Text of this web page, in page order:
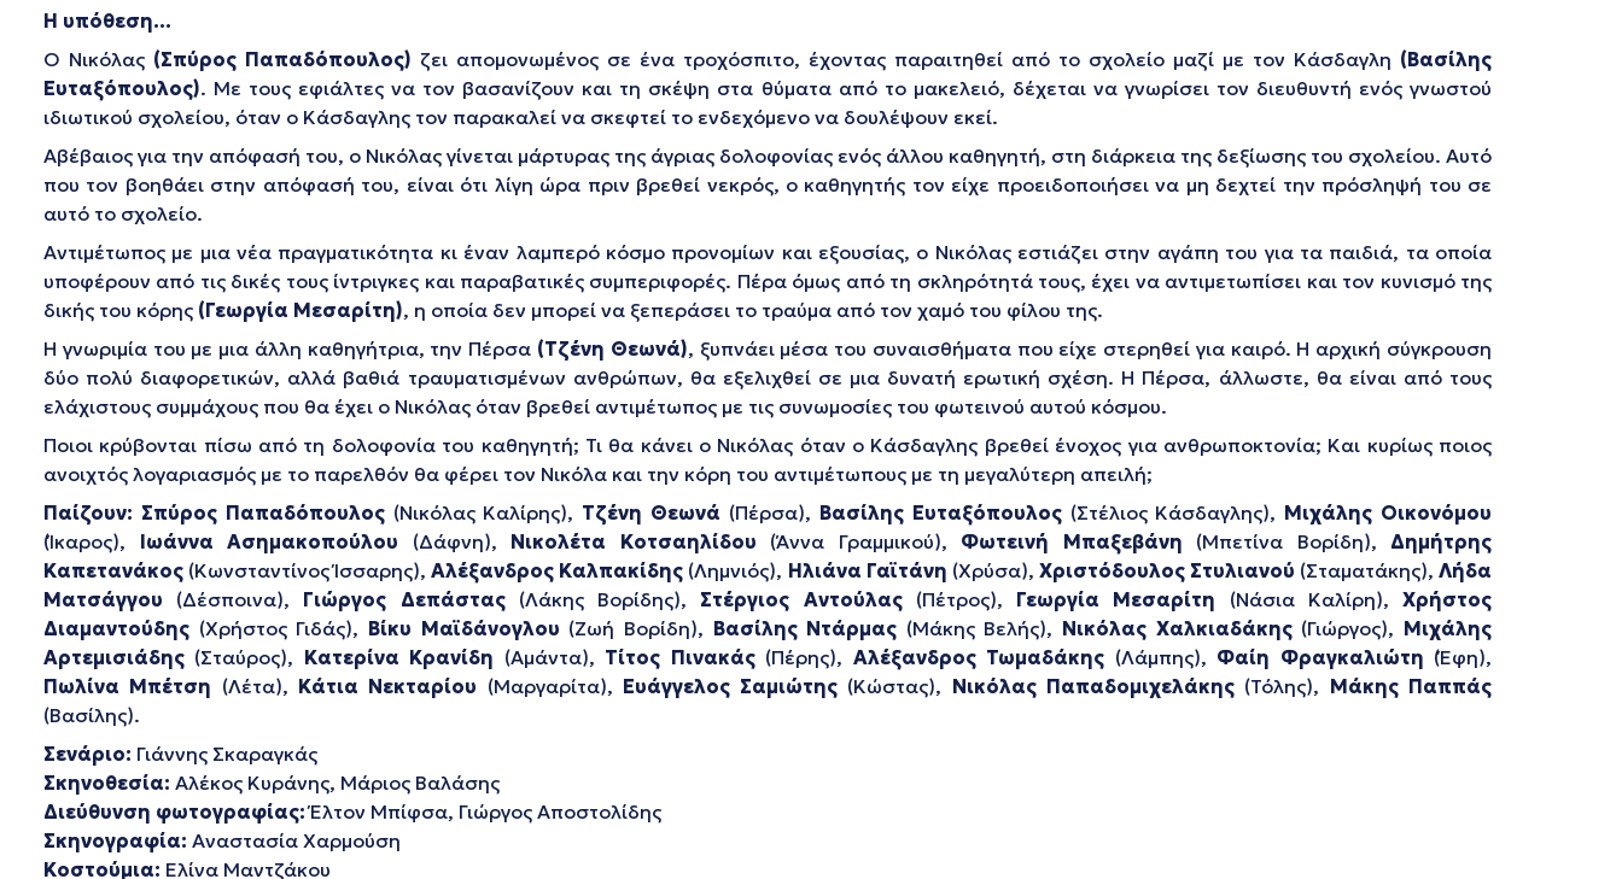
Η υπόθεση…
Ο Νικόλας (Σπύρος Παπαδόπουλος) ζει απομονωμένος σε ένα τροχόσπιτο, έχοντας παραιτηθεί από το σχολείο μαζί με τον Κάσδαγλη (Βασίλης
Ευταξόπουλος). Με τους εφιάλτες να τον βασανίζουν και τη σκέψη στα θύματα από το μακελειό, δέχεται να γνωρίσει τον διευθυντή ενός γνωστού
ιδιωτικού σχολείου, όταν ο Κάσδαγλης τον παρακαλεί να σκεφτεί το ενδεχόμενο να δουλέψουν εκεί.
Αβέβαιος για την απόφασή του, ο Νικόλας γίνεται μάρτυρας της άγριας δολοφονίας ενός άλλου καθηγητή, στη διάρκεια της δεξίωσης του σχολείου. Αυτό
που τον βοηθάει στην απόφασή του, είναι ότι λίγη ώρα πριν βρεθεί νεκρός, ο καθηγητής τον είχε προειδοποιήσει να μη δεχτεί την πρόσληψή του σε
αυτό το σχολείο.
Αντιμέτωπος με μια νέα πραγματικότητα κι έναν λαμπερό κόσμο προνομίων και εξουσίας, ο Νικόλας εστιάζει στην αγάπη του για τα παιδιά, τα οποία
υποφέρουν από τις δικές τους ίντριγκες και παραβατικές συμπεριφορές. Πέρα όμως από τη σκληρότητά τους, έχει να αντιμετωπίσει και τον κυνισμό της
δικής του κόρης (Γεωργία Μεσαρίτη), η οποία δεν μπορεί να ξεπεράσει το τραύμα από τον χαμό του φίλου της.
Η γνωριμία του με μια άλλη καθηγήτρια, την Πέρσα (Τζένη Θεωνά), ξυπνάει μέσα του συναισθήματα που είχε στερηθεί για καιρό. Η αρχική σύγκρουση
δύο πολύ διαφορετικών, αλλά βαθιά τραυματισμένων ανθρώπων, θα εξελιχθεί σε μια δυνατή ερωτική σχέση. Η Πέρσα, άλλωστε, θα είναι από τους
ελάχιστους συμμάχους που θα έχει ο Νικόλας όταν βρεθεί αντιμέτωπος με τις συνωμοσίες του φωτεινού αυτού κόσμου.
Ποιοι κρύβονται πίσω από τη δολοφονία του καθηγητή; Τι θα κάνει ο Νικόλας όταν ο Κάσδαγλης βρεθεί ένοχος για ανθρωποκτονία; Και κυρίως ποιος
ανοιχτός λογαριασμός με το παρελθόν θα φέρει τον Νικόλα και την κόρη του αντιμέτωπους με τη μεγαλύτερη απειλή;
Παίζουν: Σπύρος Παπαδόπουλος(Νικόλας Καλίρης), Τζένη Θεωνά (Πέρσα), Βασίλης Ευταξόπουλος(Στέλιος Κάσδαγλης), Μιχάλης Οικονόμου
(Ίκαρος), Ιωάννα Ασημακοπούλου (Δάφνη), Νικολέτα Κοτσαηλίδου (Άννα Γραμμικού), Φωτεινή Μπαξεβάνη (Μπετίνα Βορίδη), Δημήτρης
Καπετανάκος (Κωνσταντίνος Ίσσαρης),Αλέξανδρος Καλπακίδης (Λημνιός), Ηλιάνα Γαϊτάνη (Χρύσα), Χριστόδουλος Στυλιανού (Σταματάκης),Λήδα
Ματσάγγου (Δέσποινα), Γιώργος Δεπάστας(Λάκης Βορίδης), Στέργιος Αντούλας(Πέτρος), Γεωργία Μεσαρίτη (Νάσια Καλίρη),Χρήστος
Διαμαντούδης (Χρήστος Γιδάς), Βίκυ Μαϊδάνογλου (Ζωή Βορίδη), Βασίλης Ντάρμας (Μάκης Βελής), Νικόλας Χαλκιαδάκης(Γιώργος), Μιχάλης
Αρτεμισιάδης (Σταύρος), Κατερίνα Κρανίδη (Αμάντα), Τίτος Πινακάς(Πέρης), Αλέξανδρος Τωμαδάκης (Λάμπης), Φαίη Φραγκαλιώτη (Έφη),
Πωλίνα Μπέτση (Λέτα), Κάτια Νεκταρίου (Μαργαρίτα), Ευάγγελος Σαμιώτης (Κώστας), Νικόλας Παπαδομιχελάκης (Τόλης), Μάκης Παππάς
(Βασίλης).
Σενάριο: Γιάννης Σκαραγκάς
Σκηνοθεσία: Αλέκος Κυράνης, Μάριος Βαλάσης
Διεύθυνση φωτογραφίας:Έλτον Μπίφσα, Γιώργος Αποστολίδης
Σκηνογραφία: Αναστασία Χαρμούση
Κοστούμια: Ελίνα Μαντζάκου